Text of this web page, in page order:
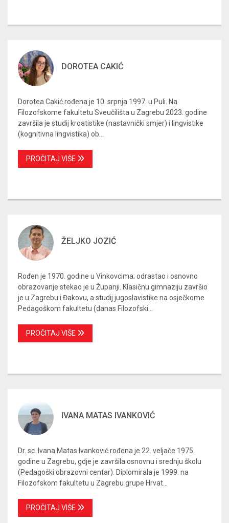
DOROTEA CAKIĆ
Dorotea Cakić rođena je 10. srpnja 1997. u Puli. Na
Filozofskome fakultetu Sveučilišta u Zagrebu 2023. godine
završila je studij kroatistike (nastavnički smjer) i lingvistike
(kognitivna lingvistika) ob...
PROČITAJ VIŠE
ŽELJKO JOZIĆ
Rođen je 1970. godine u Vinkovcima; odrastao i osnovno
obrazovanje stekao je u Županji. Klasičnu gimnaziju završio
je u Zagrebu i Đakovu, a studij jugoslavistike na osječkome
Pedagoškom fakultetu (danas Filozofski...
PROČITAJ VIŠE
IVANA MATAS IVANKOVIĆ
Dr. sc. Ivana Matas Ivanković rođena je 22. veljače 1975.
godine u Zagrebu, gdje je završila osnovnu i srednju školu
(Pedagoški obrazovni centar). Diplomirala je 1999. na
Filozofskom fakultetu u Zagrebu grupe Hrvat...
PROČITAJ VIŠE